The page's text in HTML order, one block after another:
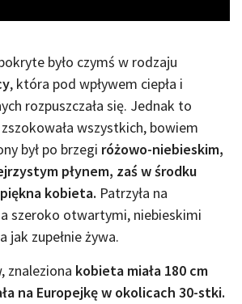
było czymś w rodzaju
, która pod wpływem ciepła i
rozpuszczała się. Jednak to
wszystkich, bowiem
był po brzegi różowo-niebieskim,
płynem, zaś w środku
kobieta. Patrzyła na
szeroko otwartymi, niebieskimi
jak zupełnie żywa.
znaleziona kobieta miała 180 cm
na Europejkę w okolicach 30-stki.